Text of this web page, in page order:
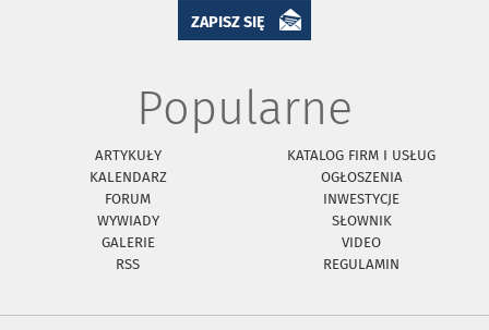
ZAPISZ SIĘ
Popularne
ARTYKUŁY
KATALOG FIRM I USŁUG
KALENDARZ
OGŁOSZENIA
FORUM
INWESTYCJE
WYWIADY
SŁOWNIK
GALERIE
VIDEO
RSS
REGULAMIN